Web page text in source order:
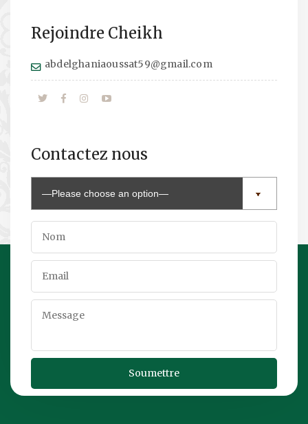
Rejoindre Cheikh
abdelghaniaoussat59@gmail.com
Contactez nous